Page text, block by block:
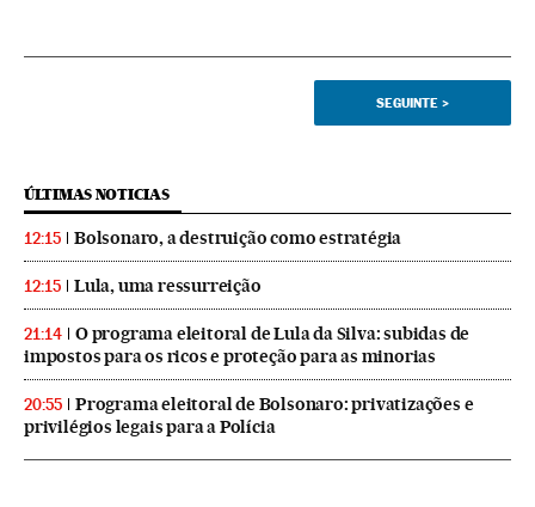
SEGUINTE >
ÚLTIMAS NOTICIAS
12:15 Bolsonaro, a destruição como estratégia
12:15 Lula, uma ressurreição
21:14
O programa eleitoral de Lula da Silva: subidas de
impostos para os ricos e proteção para as minorias
20:55
Programa eleitoral de Bolsonaro: privatizações e
privilégios legais para a Polícia